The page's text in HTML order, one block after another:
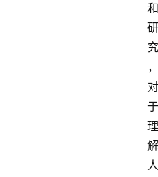
和
研
究
，
对
于
理
解
人